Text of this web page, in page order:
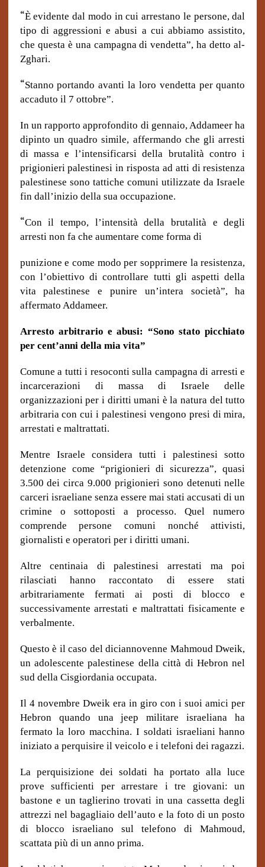
“È evidente dal modo in cui arrestano le persone, dal
tipo di aggressioni e abusi a cui abbiamo assistito,
che questa è una campagna di vendetta”, ha detto al-
Zghari.
“Stanno portando avanti la loro vendetta per quanto
accaduto il 7 ottobre”.
In un rapporto approfondito di gennaio, Addameer ha
dipinto un quadro simile, affermando che gli arresti
di massa e l’intensificarsi della brutalità contro i
prigionieri palestinesi in risposta ad atti di resistenza
palestinese sono tattiche comuni utilizzate da Israele
fin dall’inizio della sua occupazione.
“Con il tempo, l’intensità della brutalità e degli
arresti non fa che aumentare come forma di
punizione e come modo per sopprimere la resistenza,
con l’obiettivo di controllare tutti gli aspetti della
vita palestinese e punire un’intera società”, ha
affermato Addameer.
Arresto arbitrario e abusi: “Sono stato picchiato
per cent’anni della mia vita”
Comune a tutti i resoconti sulla campagna di arresti e
incarcerazioni di massa di Israele delle
organizzazioni per i diritti umani è la natura del tutto
arbitraria con cui i palestinesi vengono presi di mira,
arrestati e maltrattati.
Mentre Israele considera tutti i palestinesi sotto
detenzione come “prigionieri di sicurezza”, quasi
3.500 dei circa 9.000 prigionieri sono detenuti nelle
carceri israeliane senza essere mai stati accusati di un
crimine o sottoposti a processo. Quel numero
comprende persone comuni nonché attivisti,
giornalisti e operatori per i diritti umani.
Altre centinaia di palestinesi arrestati ma poi
rilasciati hanno raccontato di essere stati
arbitrariamente fermati ai posti di blocco e
successivamente arrestati e maltrattati fisicamente e
verbalmente.
Questo è il caso del diciannovenne Mahmoud Dweik,
un adolescente palestinese della città di Hebron nel
sud della Cisgiordania occupata.
Il 4 novembre Dweik era in giro con i suoi amici per
Hebron quando una jeep militare israeliana ha
fermato la loro macchina. I soldati israeliani hanno
iniziato a perquisire il veicolo e i telefoni dei ragazzi.
La perquisizione dei soldati ha portato alla luce
prove sufficienti per arrestare i tre giovani: un
bastone e un taglierino trovati in una cassetta degli
attrezzi nel bagagliaio dell’auto e la foto di un posto
di blocco israeliano sul telefono di Mahmoud,
scattata più di un anno prima.